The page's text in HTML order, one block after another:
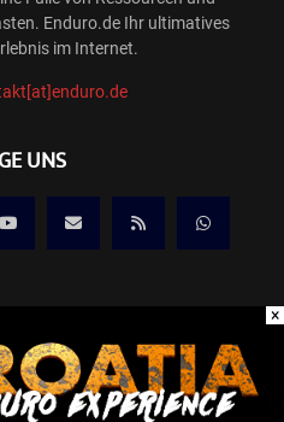
Enduro.de Ihr ultimatives
im Internet.
UNS
ONLINE MAGAZIN
Werbung
×